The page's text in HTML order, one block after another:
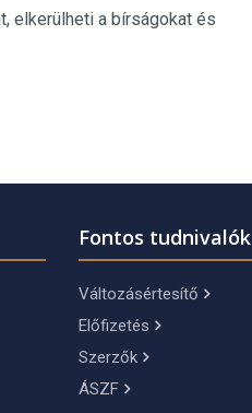
elkerülheti a bírságokat és
Fontos tudnivalók
Változásértesítő
Előfizetés
Szerzők
ÁSZF